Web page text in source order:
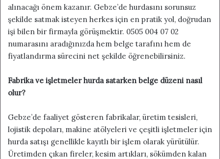
alınacağı önem kazanır. Gebze’de hurdasını sorunsuz
şekilde satmak isteyen herkes için en pratik yol, doğrudan
işi bilen bir firmayla görüşmektir. 0505 004 07 02
numarasını aradığınızda hem belge tarafını hem de
fiyatlandırma sürecini net şekilde öğrenebilirsiniz.
Fabrika ve işletmeler hurda satarken belge düzeni nasıl
olur?
Gebze’de faaliyet gösteren fabrikalar, üretim tesisleri,
lojistik depoları, makine atölyeleri ve çeşitli işletmeler için
hurda satışı genellikle kayıtlı bir işlem olarak yürütülür.
Üretimden çıkan fireler, kesim artıkları, sökümden kalan